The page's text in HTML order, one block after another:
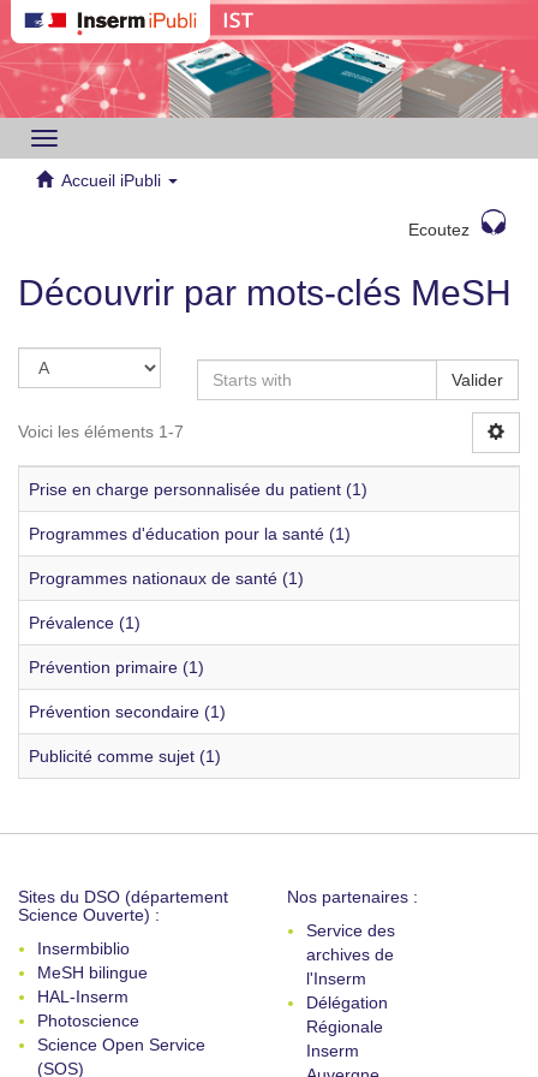
Toggle
navigation
Accueil iPubli
Ecoutez
Découvrir par mots-clés MeSH
Valider
Voici les éléments 1-7
Prise en charge personnalisée du patient (1)
Programmes d'éducation pour la santé (1)
Programmes nationaux de santé (1)
Prévalence (1)
Prévention primaire (1)
Prévention secondaire (1)
Publicité comme sujet (1)
Sites du DSO (département
Science Ouverte) :
Insermbiblio
MeSH bilingue
HAL-Inserm
Photoscience
Science Open Service
(SOS)
Nos partenaires :
Service des
archives de
l'Inserm
Délégation
Régionale
Inserm